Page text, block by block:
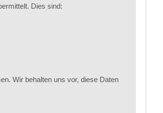
Dies sind:
Wir behalten uns vor, diese Daten